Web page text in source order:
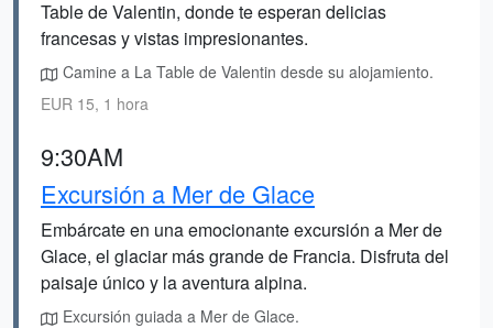
Table de Valentin, donde te esperan delicias
francesas y vistas impresionantes.
Camine a La Table de Valentin desde su alojamiento.
EUR 15, 1 hora
9:30AM
Excursión a Mer de Glace
Embárcate en una emocionante excursión a Mer de
Glace, el glaciar más grande de Francia. Disfruta del
paisaje único y la aventura alpina.
Excursión guiada a Mer de Glace.